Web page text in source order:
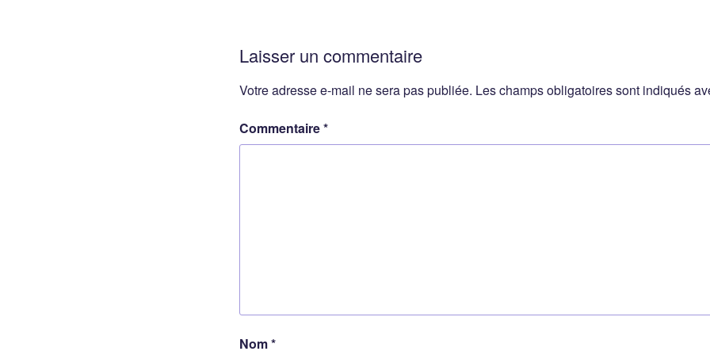
Laisser un commentaire
Votre adresse e-mail ne sera pas publiée. Les champs obligatoires sont indiqués
Commentaire*
Nom*